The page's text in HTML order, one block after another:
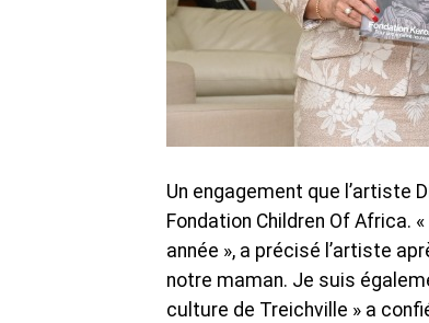
Un engagement que l’artiste
Fondation Children Of Africa.
année », a précisé l’artiste
notre maman. Je suis
culture de Treichville » a